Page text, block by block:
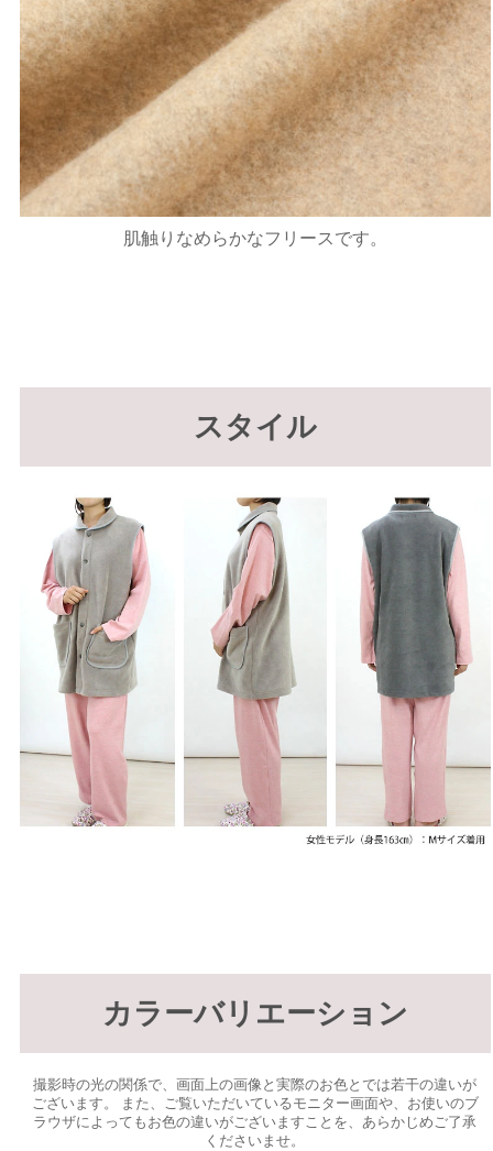
肌触りなめらかなフリースです。
スタイル
カラーバリエーション
撮影時の光の関係で、画面上の画像と実際のお色とでは若干の違いが
ございます。 また、ご覧いただいているモニター画面や、お使いのブ
ラウザによってもお色の違いがございますことを、あらかじめご了承
くださいませ。